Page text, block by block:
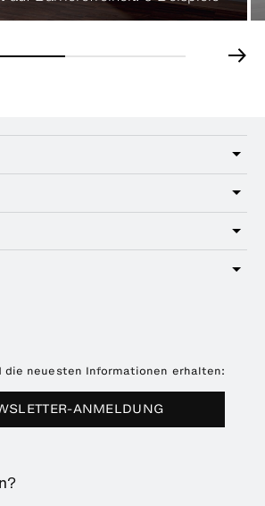
die neuesten Informationen erhalten:
ANMELDUNG